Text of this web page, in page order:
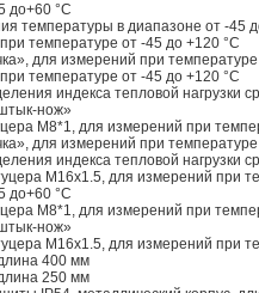
до+60 °C
температуры в диапазоне от -45
температуре от -45 до +120 °C
для измерений при температуре
температуре от -45 до +120 °C
индекса тепловой нагрузки
нож»
М8*1, для измерений при
для измерений при температуре
индекса тепловой нагрузки
М16х1.5, для измерений при
до+60 °C
М8*1, для измерений при
нож»
М16х1.5, для измерений при
400 мм
250 мм